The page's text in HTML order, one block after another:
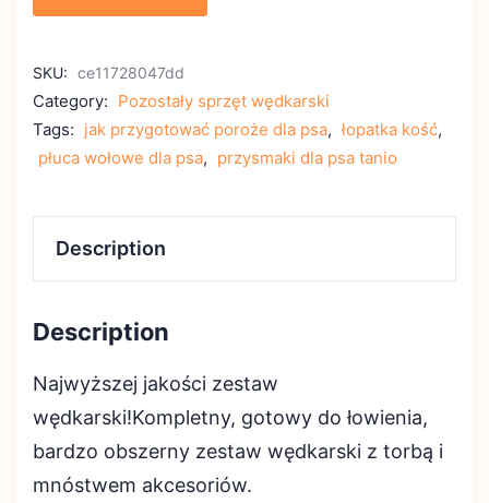
SKU: ce11728047dd
Category: Pozostały sprzęt wędkarski
Tags: jak przygotować poroże dla psa, łopatka kość,
płuca wołowe dla psa, przysmaki dla psa tanio
Description
Description
Najwyższej jakości zestaw
wędkarski!Kompletny, gotowy do łowienia,
bardzo obszerny zestaw wędkarski z torbą i
mnóstwem akcesoriów.